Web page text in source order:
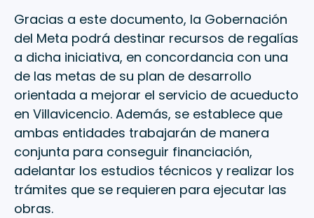
Gracias a este documento, la Gobernación
del Meta podrá destinar recursos de regalías
a dicha iniciativa, en concordancia con una
de las metas de su plan de desarrollo
orientada a mejorar el servicio de acueducto
en Villavicencio. Además, se establece que
ambas entidades trabajarán de manera
conjunta para conseguir financiación,
adelantar los estudios técnicos y realizar los
trámites que se requieren para ejecutar las
obras.